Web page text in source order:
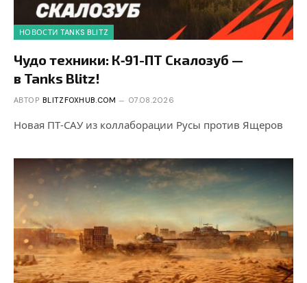
НОВОСТИ TANKS BLITZ
Чудо техники: К‑91-ПТ Скалозуб —
в Tanks Blitz!
АВТОР BLITZFOXHUB.COM 07.08.2026
Новая ПТ‑САУ из коллаборации Русы против Ящеров